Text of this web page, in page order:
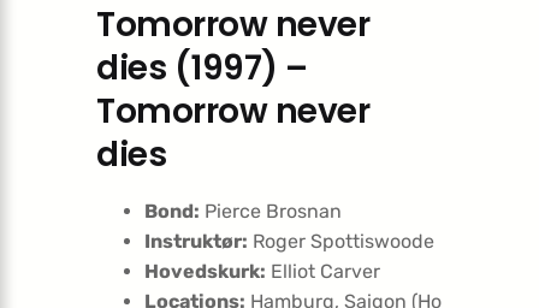
Tomorrow never
dies (1997) –
Tomorrow never
dies
Bond: Pierce Brosnan
Instruktør: Roger Spottiswoode
Hovedskurk: Elliot Carver
Locations: Hamburg, Saigon (Ho